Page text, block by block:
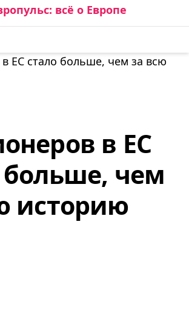
О ЕВРОПЕ
в ЕС
больше, чем
историю